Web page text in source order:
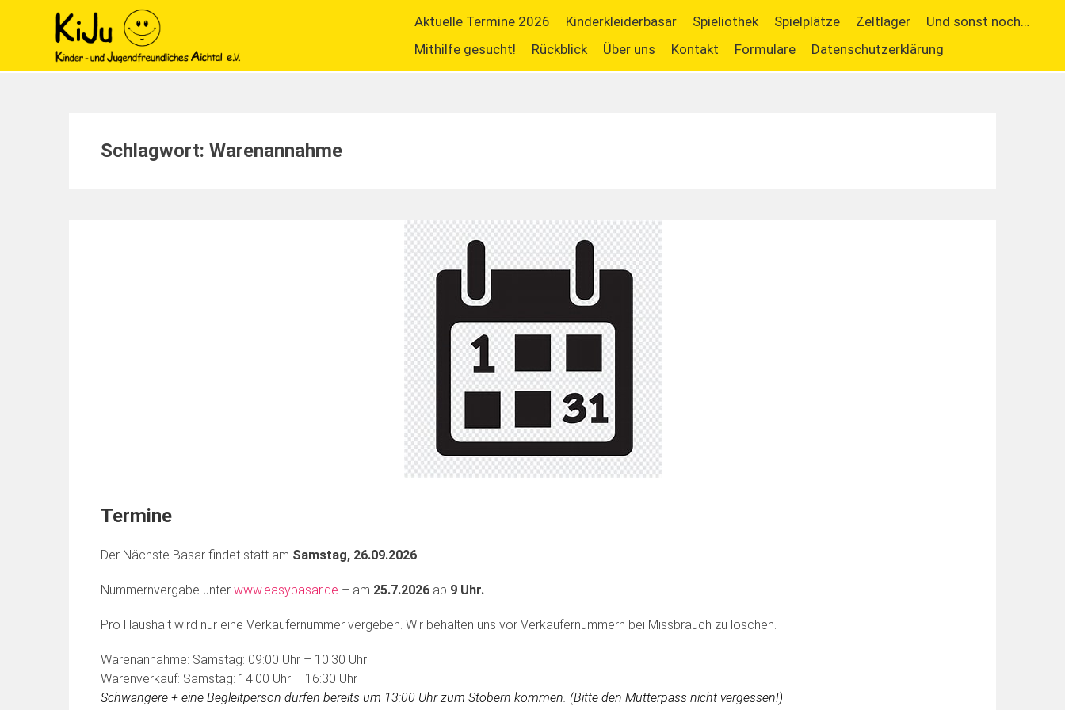
Aktuelle Termine 2026 Kinderkleiderbasar Spieliothek Spielplätze Zeltlager
Und sonst noch…
Mithilfe gesucht!
Rückblick Über uns Kontakt Formulare Datenschutzerklärung
Schlagwort: Warenannahme
Termine
Der Nächste Basar findet statt am Samstag, 26.09.2026
Nummernvergabe unter www.easybasar.de – am 25.7.2026 ab 9 Uhr.
Pro Haushalt wird nur eine Verkäufernummer vergeben. Wir behalten uns vor Verkäufernummern bei Missbrauch zu löschen.
Warenannahme: Samstag: 09:00 Uhr – 10:30 Uhr
Warenverkauf: Samstag: 14:00 Uhr – 16:30 Uhr
Schwangere + eine Begleitperson dürfen bereits um 13:00 Uhr zum Stöbern kommen. (Bitte den Mutterpass nicht vergessen!)